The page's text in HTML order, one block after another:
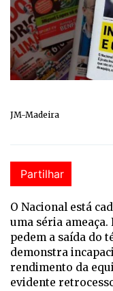
JM-Madeira
Partilhar
O Nacional está
uma séria ameaça.
pedem a saída do
demonstra
rendimento da
evidente